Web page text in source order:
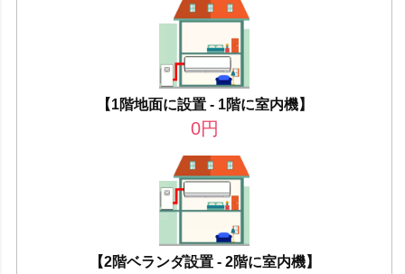
【1階地面に設置 - 1階に室内機】
0円
【2階ベランダ設置 - 2階に室内機】